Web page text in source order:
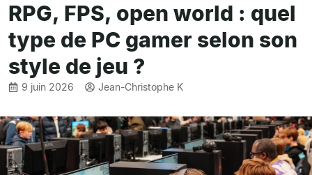
RPG, FPS, open world : quel
type de PC gamer selon son
style de jeu ?
9 juin 2026 Jean-Christophe K